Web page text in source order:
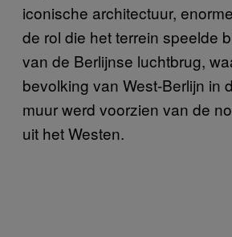
iconische architectuur,
de rol die het terrein speelde
van de Berlijnse luchtbrug,
bevolking van West-Berlijn in
muur werd voorzien van de
uit het Westen.